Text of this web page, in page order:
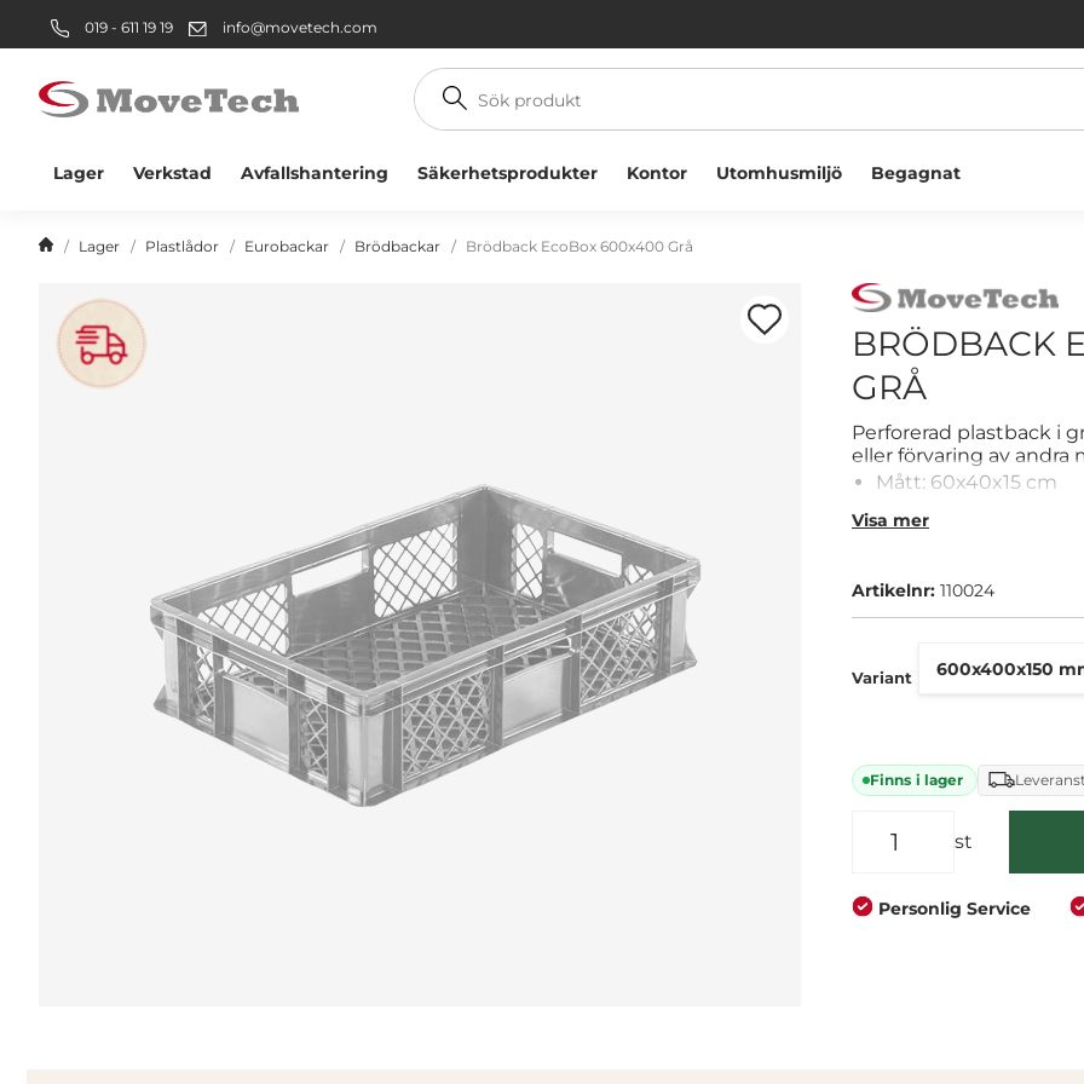
019 - 611 19 19 info@movetech.com
Sök
produkt
Lager Verkstad Avfallshantering Säkerhetsprodukter Kontor Utomhusmiljö Begagnat
Lager Plastlådor Eurobackar Brödbackar Brödback EcoBox 600x400 Grå
BRÖDBACK
GRÅ
Perforerad plastback i
eller förvaring av andra
Mått: 60x40x15 cm
Livsmedelsgodkänd
Visa mer
Artikelnr: 110024
Variant
Finns i lager
st
Personlig Service
Välkommen! Välj hur du vill handla: